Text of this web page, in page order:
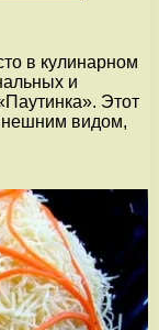
в кулинарном
и
Этот
видом,